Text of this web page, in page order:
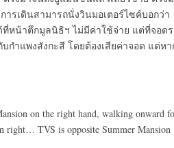
ารเดินสามารถนั่งวินมอเตอร์ไซค์บอกว่า
ที่หน้าตึกมูลนิธิฯ ไม่มีค่าใช้จ่าย แต่ที่จอด
กำแพงสังกะสี โดยต้องเสียค่าจอด แต่หา
on the right hand, walking onward
right… TVS is opposite Summer Mansion